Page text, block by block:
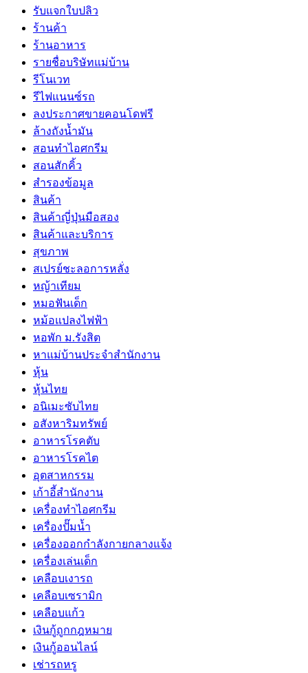
รับแจกใบปลิว
ร้านค้า
ร้านอาหาร
รายชื่อบริษัทแม่บ้าน
รีโนเวท
รีไฟแนนซ์รถ
ลงประกาศขายคอนโดฟรี
ล้างถังน้ำมัน
สอนทำไอศกรีม
สอนสักคิ้ว
สำรองข้อมูล
สินค้า
สินค้าญี่ปุ่นมือสอง
สินค้าและบริการ
สุขภาพ
สเปรย์ชะลอการหลั่ง
หญ้าเทียม
หมอฟันเด็ก
หม้อแปลงไฟฟ้า
หอพัก ม.รังสิต
หาแม่บ้านประจำสำนักงาน
หุ้น
หุ้นไทย
อนิเมะซับไทย
อสังหาริมทรัพย์
อาหารโรคตับ
อาหารโรคไต
อุตสาหกรรม
เก้าอี้สำนักงาน
เครื่องทำไอศกรีม
เครื่องปั๊มน้ำ
เครื่องออกกำลังกายกลางแจ้ง
เครื่องเล่นเด็ก
เคลือบเงารถ
เคลือบเซรามิก
เคลือบแก้ว
เงินกู้ถูกกฎหมาย
เงินกู้ออนไลน์
เช่ารถหรู